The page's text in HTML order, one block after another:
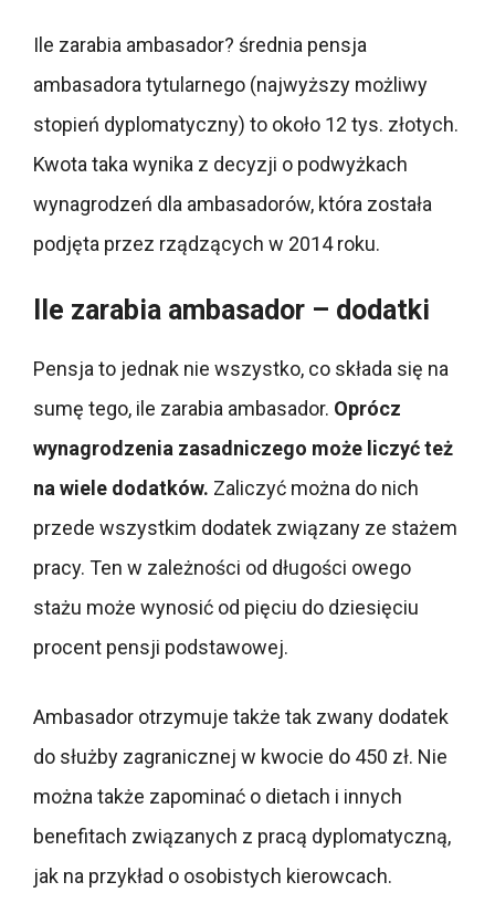
Ile zarabia ambasador? średnia pensja
ambasadora tytularnego (najwyższy możliwy
stopień dyplomatyczny) to około 12 tys. złotych.
Kwota taka wynika z decyzji o podwyżkach
wynagrodzeń dla ambasadorów, która została
podjęta przez rządzących w 2014 roku.
Ile zarabia ambasador – dodatki
Pensja to jednak nie wszystko, co składa się na
sumę tego, ile zarabia ambasador. Oprócz
wynagrodzenia zasadniczego może liczyć też
na wiele dodatków. Zaliczyć można do nich
przede wszystkim dodatek związany ze stażem
pracy. Ten w zależności od długości owego
stażu może wynosić od pięciu do dziesięciu
procent pensji podstawowej.
Ambasador otrzymuje także tak zwany dodatek
do służby zagranicznej w kwocie do 450 zł. Nie
można także zapominać o dietach i innych
benefitach związanych z pracą dyplomatyczną,
jak na przykład o osobistych kierowcach.